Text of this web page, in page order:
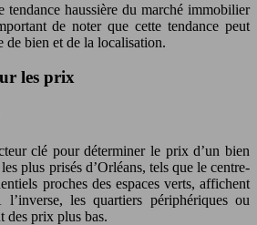
tendance haussière du marché immobilier
de noter que cette tendance peut
bien et de la localisation.
les prix
clé pour déterminer le prix d’un bien
plus prisés d’Orléans, tels que le centre-
proches des espaces verts, affichent
les quartiers périphériques ou
des prix plus bas.